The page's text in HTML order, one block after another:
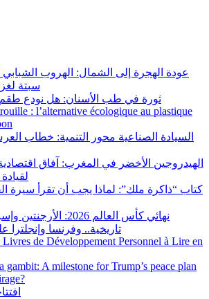
عودة الهجرة إلى الشمال: الهروب الشبابي
سبتة
ثورة في طب الأسنان: هل نودع طقم
: l’alternative écologique au plastique
السيادة الصناعية محور التنمية: خطاب
الهيدروجين الأخضر في المغرب: آفاق
كتاب “ذاكرة ملك”: لماذا يجب أن تقرأ سيرة
نهائي كأس العالم 2026:
تاريخية.. وفرنسا وإنجلترا
de Développement Personnel à Lire en
gambit: A milestone for Trump’s peace plan